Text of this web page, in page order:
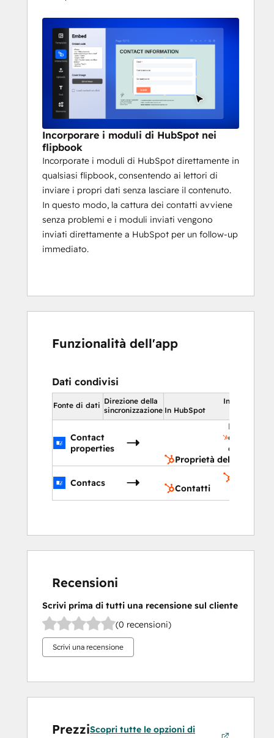
Incorporare i moduli di HubSpot nei
flipbook
Incorporate i moduli di HubSpot direttamente in
qualsiasi flipbook, consentendo ai lettori di
inviare i propri dati senza lasciare il contenuto.
In questo modo, la cattura dei contatti avviene
senza problemi e i moduli inviati vengono
inviati direttamente a HubSpot per un follow-up
immediato.
Funzionalità dell'app
Dati condivisi
Fonte di dati Direzione della
sincronizzazione
In HubSpot
In HubSpot
Contact
properties
Proprietà
del
contatto
Proprietà del contatto
Contacs
Contatti
Recensioni
Scrivi prima di tutti una recensione sul cliente
(0 recensioni)
Scrivi una recensione
PrezziScopri tutte le opzioni di